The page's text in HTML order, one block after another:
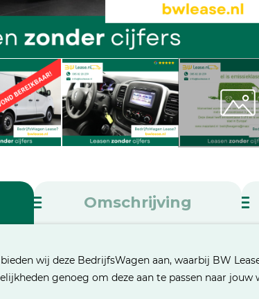
Omschrijving
wij deze BedrijfsWagen aan, waarbij BW
genoeg om deze aan te passen naar jouw